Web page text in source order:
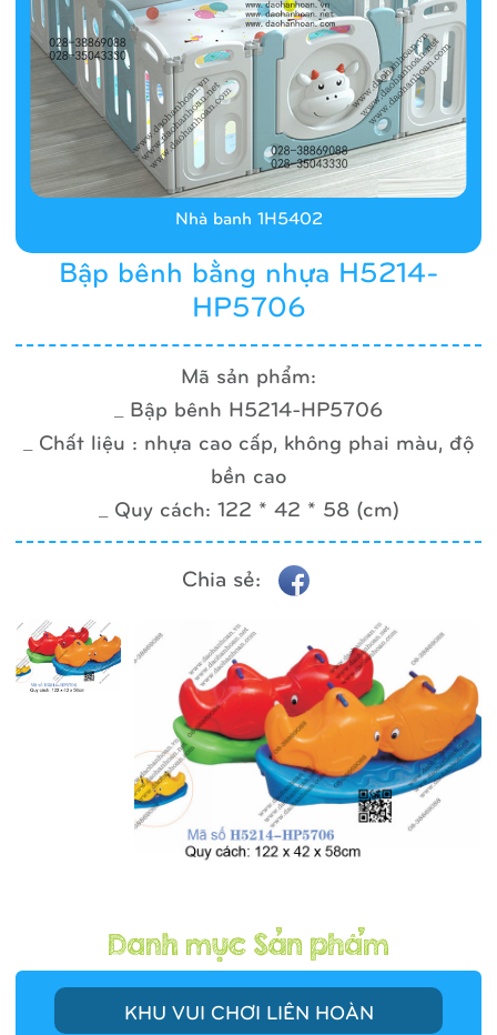
KHU VUI CHƠI LIÊN HOÀN
Bập bênh bằng nhựa H5214-
HP5706
Mã sản phẩm:
_ Bập bênh H5214-HP5706
_ Chất liệu : nhựa cao cấp, không phai màu, độ
bền cao
_ Quy cách: 122 * 42 * 58 (cm)
Chia sẻ:
Nhà banh 1H5402